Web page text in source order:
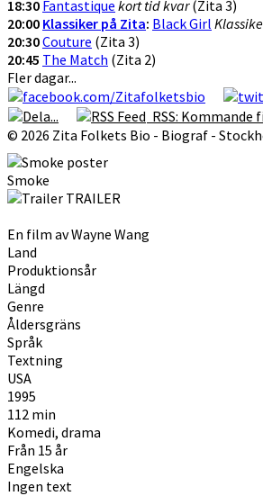
18:30 Fantastique kort tid kvar(Zita 3)
20:00 Klassiker på Zita: Black Girl
20:30Couture (Zita 3)
20:45 The Match (Zita 2)
Fler dagar...
RSS: Kommande
© 2026 Zita Folkets Bio - Biograf -
Smoke
TRAILER
En film av Wayne Wang
Land
Produktionsår
Längd
Genre
Åldersgräns
Språk
Textning
USA
1995
112 min
Komedi, drama
Från 15 år
Engelska
Ingen text